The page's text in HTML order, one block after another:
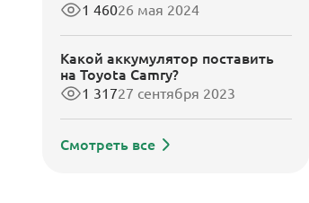
1 46026 мая 2024
Какой аккумулятор поставить
на Toyota Camry?
1 31727 сентября 2023
Смотреть все